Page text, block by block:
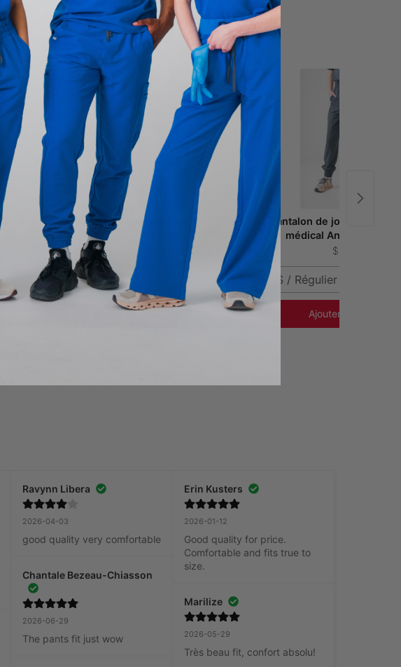
- Étain
Blouse à manches courtes Ophelia -
XXS
Ajouter au panier
Pantalon de jogging
médical Anastasia -
$51.00
XXS / Régulier
Ajouter au panier
Ravynn Libera
2026-04-03
good quality very comfortable
Chantale Bezeau-Chiasson
2026-06-29
The pants fit just wow
Erin Kusters
2026-01-12
Good quality for price.
Comfortable and fits true to
size.
Marilize
2026-05-29
Très beau fit, confort absolu!